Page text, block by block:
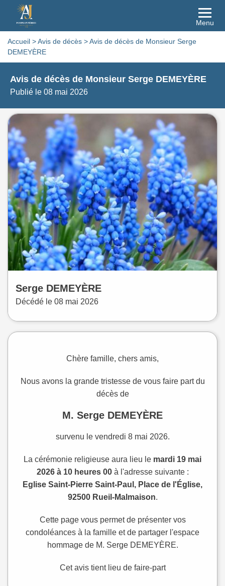
Menu
Accueil >Avis de décès >Avis de décès de Monsieur Serge
DEMEYÈRE
Avis de décès de Monsieur Serge DEMEYÈRE
Publié le 08 mai 2026
Serge DEMEYÈRE
Décédé le 08 mai 2026
Chère famille, chers amis,
Nous avons la grande tristesse de vous faire part du
décès de
M. Serge DEMEYÈRE
survenu le vendredi 8 mai 2026.
La cérémonie religieuse aura lieu le mardi 19 mai
2026 à 10 heures 00à l'adresse suivante :
Eglise Saint-Pierre Saint-Paul, Place de l'Église,
92500 Rueil-Malmaison.
Cette page vous permet de présenter vos
condoléances à la famille et de partager l'espace
hommage de M. Serge DEMEYÈRE.
Cet avis tient lieu de faire-part